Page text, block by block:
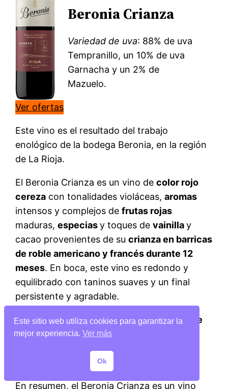
Beronia Crianza
Variedad de uva: 88% de uva
Tempranillo, un 10% de uva
Garnacha y un 2% de
Mazuelo.
Ver ofertas
Este vino es el resultado del trabajo
enológico de la bodega Beronia, en la región
de La Rioja.
El Beronia Crianza es un vino decolor rojo
cereza con tonalidades violáceas,aromas
intensos y complejos defrutas rojas
maduras,especiasy toques devainillay
cacao provenientes de sucrianza en barricas
de roble americano y francés durante 12
meses. En boca, este vino es redondo y
equilibrado con taninos suaves y un final
persistente y agradable.
Beronia es ideal paramaridar con platos de
carne roja,cazayquesos curados
recomienda servirlo a una
entre 16 y 18 grados.
En resumen, el Beronia Crianza es un vino
Este sitio web utiliza cookies para garantizar la
mejor experiencia.Ver más
Ok